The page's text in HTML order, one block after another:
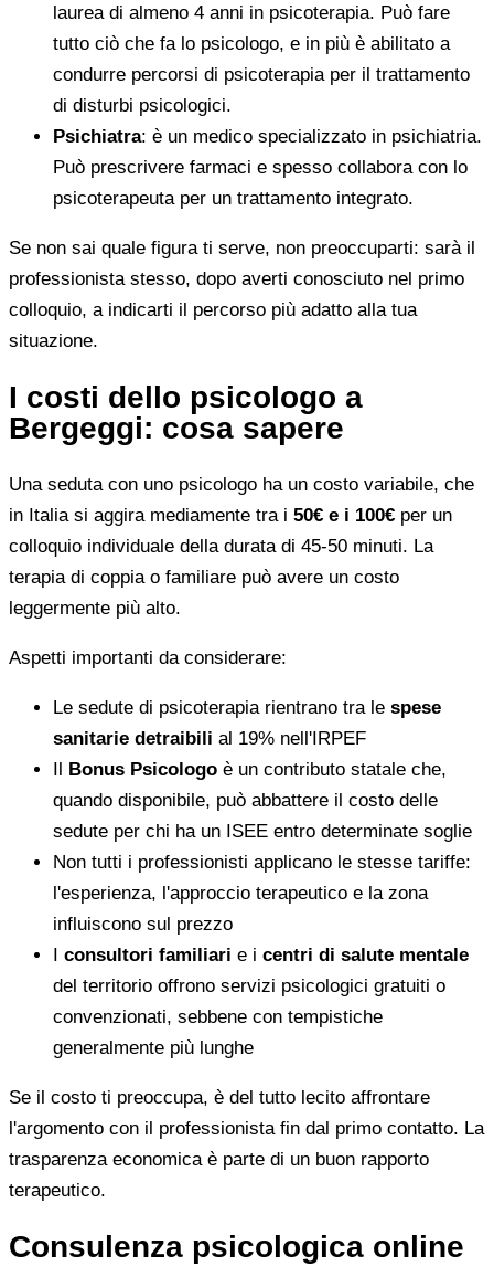
laurea di almeno 4 anni in psicoterapia. Può fare
tutto ciò che fa lo psicologo, e in più è abilitato a
condurre percorsi di psicoterapia per il trattamento
di disturbi psicologici.
Psichiatra: è un medico specializzato in psichiatria.
Può prescrivere farmaci e spesso collabora con lo
psicoterapeuta per un trattamento integrato.
Se non sai quale figura ti serve, non preoccuparti: sarà il
professionista stesso, dopo averti conosciuto nel primo
colloquio, a indicarti il percorso più adatto alla tua
situazione.
I costi dello psicologo a
Bergeggi: cosa sapere
Una seduta con uno psicologo ha un costo variabile, che
in Italia si aggira mediamente tra i 50€ e i 100€ per un
colloquio individuale della durata di 45-50 minuti. La
terapia di coppia o familiare può avere un costo
leggermente più alto.
Aspetti importanti da considerare:
Le sedute di psicoterapia rientrano tra le spese
sanitarie detraibili al 19% nell'IRPEF
Il Bonus Psicologo è un contributo statale che,
quando disponibile, può abbattere il costo delle
sedute per chi ha un ISEE entro determinate soglie
Non tutti i professionisti applicano le stesse tariffe:
l'esperienza, l'approccio terapeutico e la zona
influiscono sul prezzo
I consultori familiari e i centri di salute mentale
del territorio offrono servizi psicologici gratuiti o
convenzionati, sebbene con tempistiche
generalmente più lunghe
Se il costo ti preoccupa, è del tutto lecito affrontare
l'argomento con il professionista fin dal primo contatto. La
trasparenza economica è parte di un buon rapporto
terapeutico.
Consulenza psicologica online